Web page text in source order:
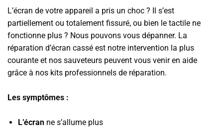
L’écran de votre appareil a pris un choc ? Il s’est
partiellement ou totalement fissuré, ou bien le tactile ne
fonctionne plus ? Nous pouvons vous dépanner. La
réparation d’écran cassé est notre intervention la plus
courante et nos sauveteurs peuvent vous venir en aide
grâce à nos kits professionnels de réparation.
Les symptômes :
L’écranne s’allume plus